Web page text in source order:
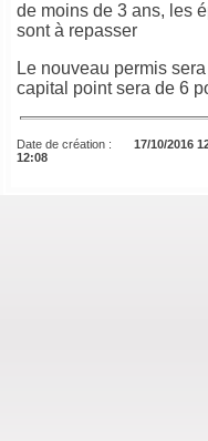
de moins de 3 ans, les
sont à repasser
Le nouveau permis
capital point sera de 6
Date de création : 17/10/2016
12:08